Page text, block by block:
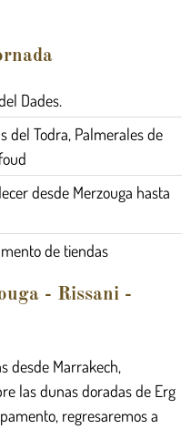
Dades.
del Todra, Palmerales de
desde Merzouga hasta
de tiendas
- Rissani -
desde Marrakech,
las dunas doradas de Erg
regresaremos a